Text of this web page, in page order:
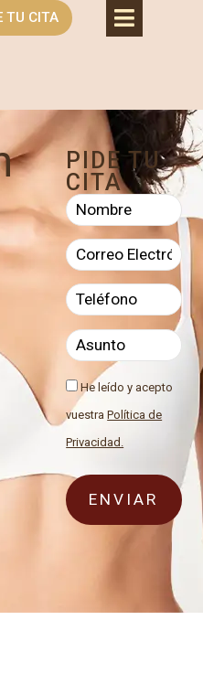
TU CITA
PIDE TU
CITA
He leído y acepto
vuestraPolítica de
Privacidad.